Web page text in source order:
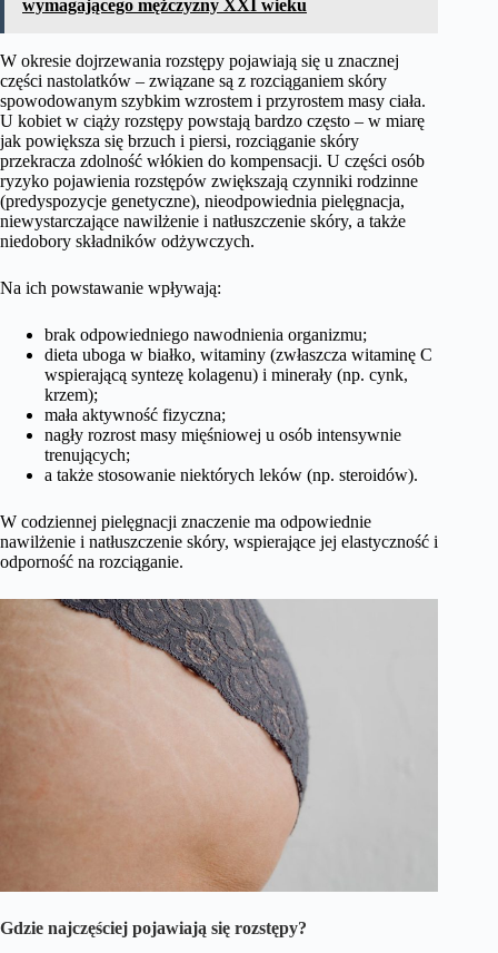
wymagającego mężczyzny XXI wieku
W okresie dojrzewania rozstępy pojawiają się u znacznej
części nastolatków – związane są z rozciąganiem skóry
spowodowanym szybkim wzrostem i przyrostem masy ciała.
U kobiet w ciąży rozstępy powstają bardzo często – w miarę
jak powiększa się brzuch i piersi, rozciąganie skóry
przekracza zdolność włókien do kompensacji. U części osób
ryzyko pojawienia rozstępów zwiększają czynniki rodzinne
(predyspozycje genetyczne), nieodpowiednia pielęgnacja,
niewystarczające nawilżenie i natłuszczenie skóry, a także
niedobory składników odżywczych.
Na ich powstawanie wpływają:
brak odpowiedniego nawodnienia organizmu;
dieta uboga w białko, witaminy (zwłaszcza witaminę C
wspierającą syntezę kolagenu) i minerały (np. cynk,
krzem);
mała aktywność fizyczna;
nagły rozrost masy mięśniowej u osób intensywnie
trenujących;
a także stosowanie niektórych leków (np. steroidów).
W codziennej pielęgnacji znaczenie ma odpowiednie
nawilżenie i natłuszczenie skóry, wspierające jej elastyczność i
odporność na rozciąganie.
Gdzie najczęściej pojawiają się rozstępy?